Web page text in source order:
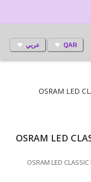
QAR عربي
OSRAM LED
OSRAM LED
OSRAM LED